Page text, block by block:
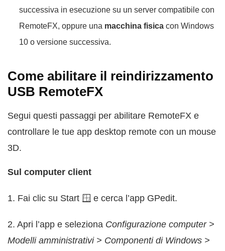
successiva in esecuzione su un server compatibile con
RemoteFX, oppure una macchina fisica con Windows
10 o versione successiva.
Come abilitare il reindirizzamento
USB RemoteFX
Segui questi passaggi per abilitare RemoteFX e
controllare le tue app desktop remote con un mouse
3D.
Sul computer client
1. Fai clic su Start 🪟 e cerca l’app GPedit.
2. Apri l’app e seleziona Configurazione computer >
Modelli amministrativi > Componenti di Windows >